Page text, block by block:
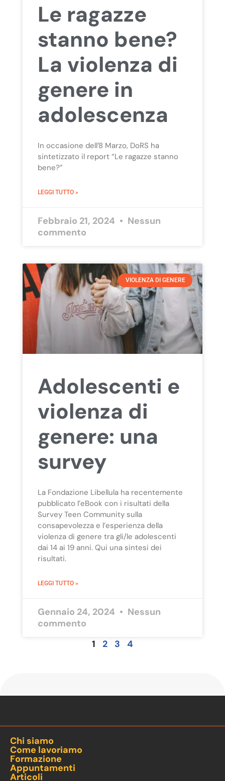
Le ragazze
stanno bene?
La violenza di
genere in
adolescenza
In occasione dell’8 Marzo, DoRS ha
sintetizzato il report “Le ragazze stanno
bene?”
LEGGI TUTTO »
Febbraio 21, 2024
Nessun
commento
VIOLENZA DI GENERE
Adolescenti e
violenza di
genere: una
survey
La Fondazione Libellula ha recentemente
pubblicato l’eBook con i risultati della
Survey Teen Community sulla
consapevolezza e l’esperienza della
violenza di genere tra gli/le adolescenti
dai 14 ai 19 anni. Qui una sintesi dei
risultati.
LEGGI TUTTO »
Gennaio 24, 2024
Nessun
commento
1
2 3 4
Chi siamo
Come lavoriamo
Formazione
Appuntamenti
Articoli